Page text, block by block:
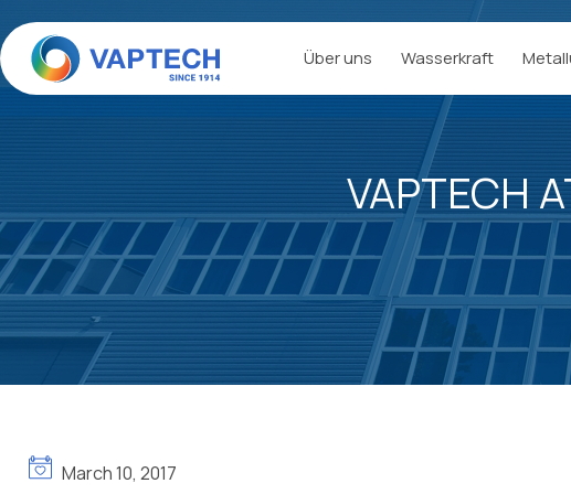
Inhalt
springen
Über uns Wasserkraft
VAPTECH
March 10, 2017